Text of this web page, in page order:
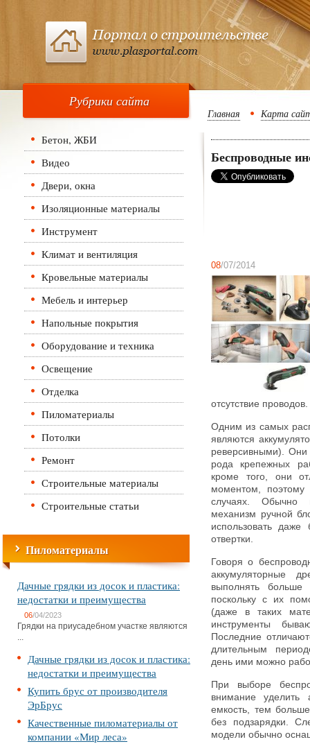
Рубрики сайта
Бетон, ЖБИ
Видео
Двери, окна
Изоляционные материалы
Инструмент
Климат и вентиляция
Кровельные материалы
Мебель и интерьер
Напольные покрытия
Оборудование и техника
Освещение
Отделка
Пиломатериалы
Потолки
Ремонт
Строительные материалы
Строительные статьи
Пиломатериалы
Дачные грядки из досок и пластика:
недостатки и преимущества
06/04/2023
Грядки на приусадебном участке являются
...
Дачные грядки из досок и пластика:
недостатки и преимущества
Купить брус от производителя
ЭрБрус
Качественные пиломатериалы от
компании «Мир леса»
Главная Карта
Беспроводные
08/07/2014
отсутствие проводов.
Одним из самых
являются
реверсивными). Они
рода крепежных
кроме того, они
моментом, поэтому
случаях. Обычно
механизм ручной
использовать
отвертки.
Говоря о
аккумуляторные
выполнять больше
поскольку с их
(даже в таких
инструменты
Последние
длительным
день ими можно
При выборе
внимание уделить
емкость, тем
без подзарядки.
модели обычно